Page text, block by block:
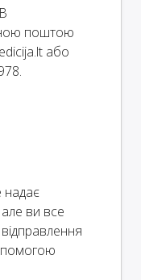
поштою
або
надає
ви все